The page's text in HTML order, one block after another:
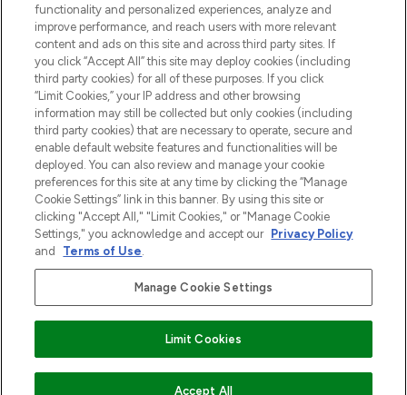
NIEDOSTĘPNE
Zgoda na pliki cookie
Do Not Sell or Share My Personal
Information
POMOC & INFORMACJE
WAŻNE INFORMACJE
O LOOKFANTASTIC
2026 The Hut Group
Płać bezpiecznie za pomocą
functionality and personalized experiences, analyze and
improve performance, and reach users with more relevant
content and ads on this site and across third party sites. If
you click “Accept All” this site may deploy cookies (including
third party cookies) for all of these purposes. If you click
“Limit Cookies,” your IP address and other browsing
information may still be collected but only cookies (including
third party cookies) that are necessary to operate, secure and
enable default website features and functionalities will be
deployed. You can also review and manage your cookie
preferences for this site at any time by clicking the “Manage
Cookie Settings” link in this banner. By using this site or
clicking "Accept All," "Limit Cookies," or "Manage Cookie
Settings," you acknowledge and accept our Privacy Policy
and
Terms of Use.
Manage Cookie Settings
Limit Cookies
Accept All